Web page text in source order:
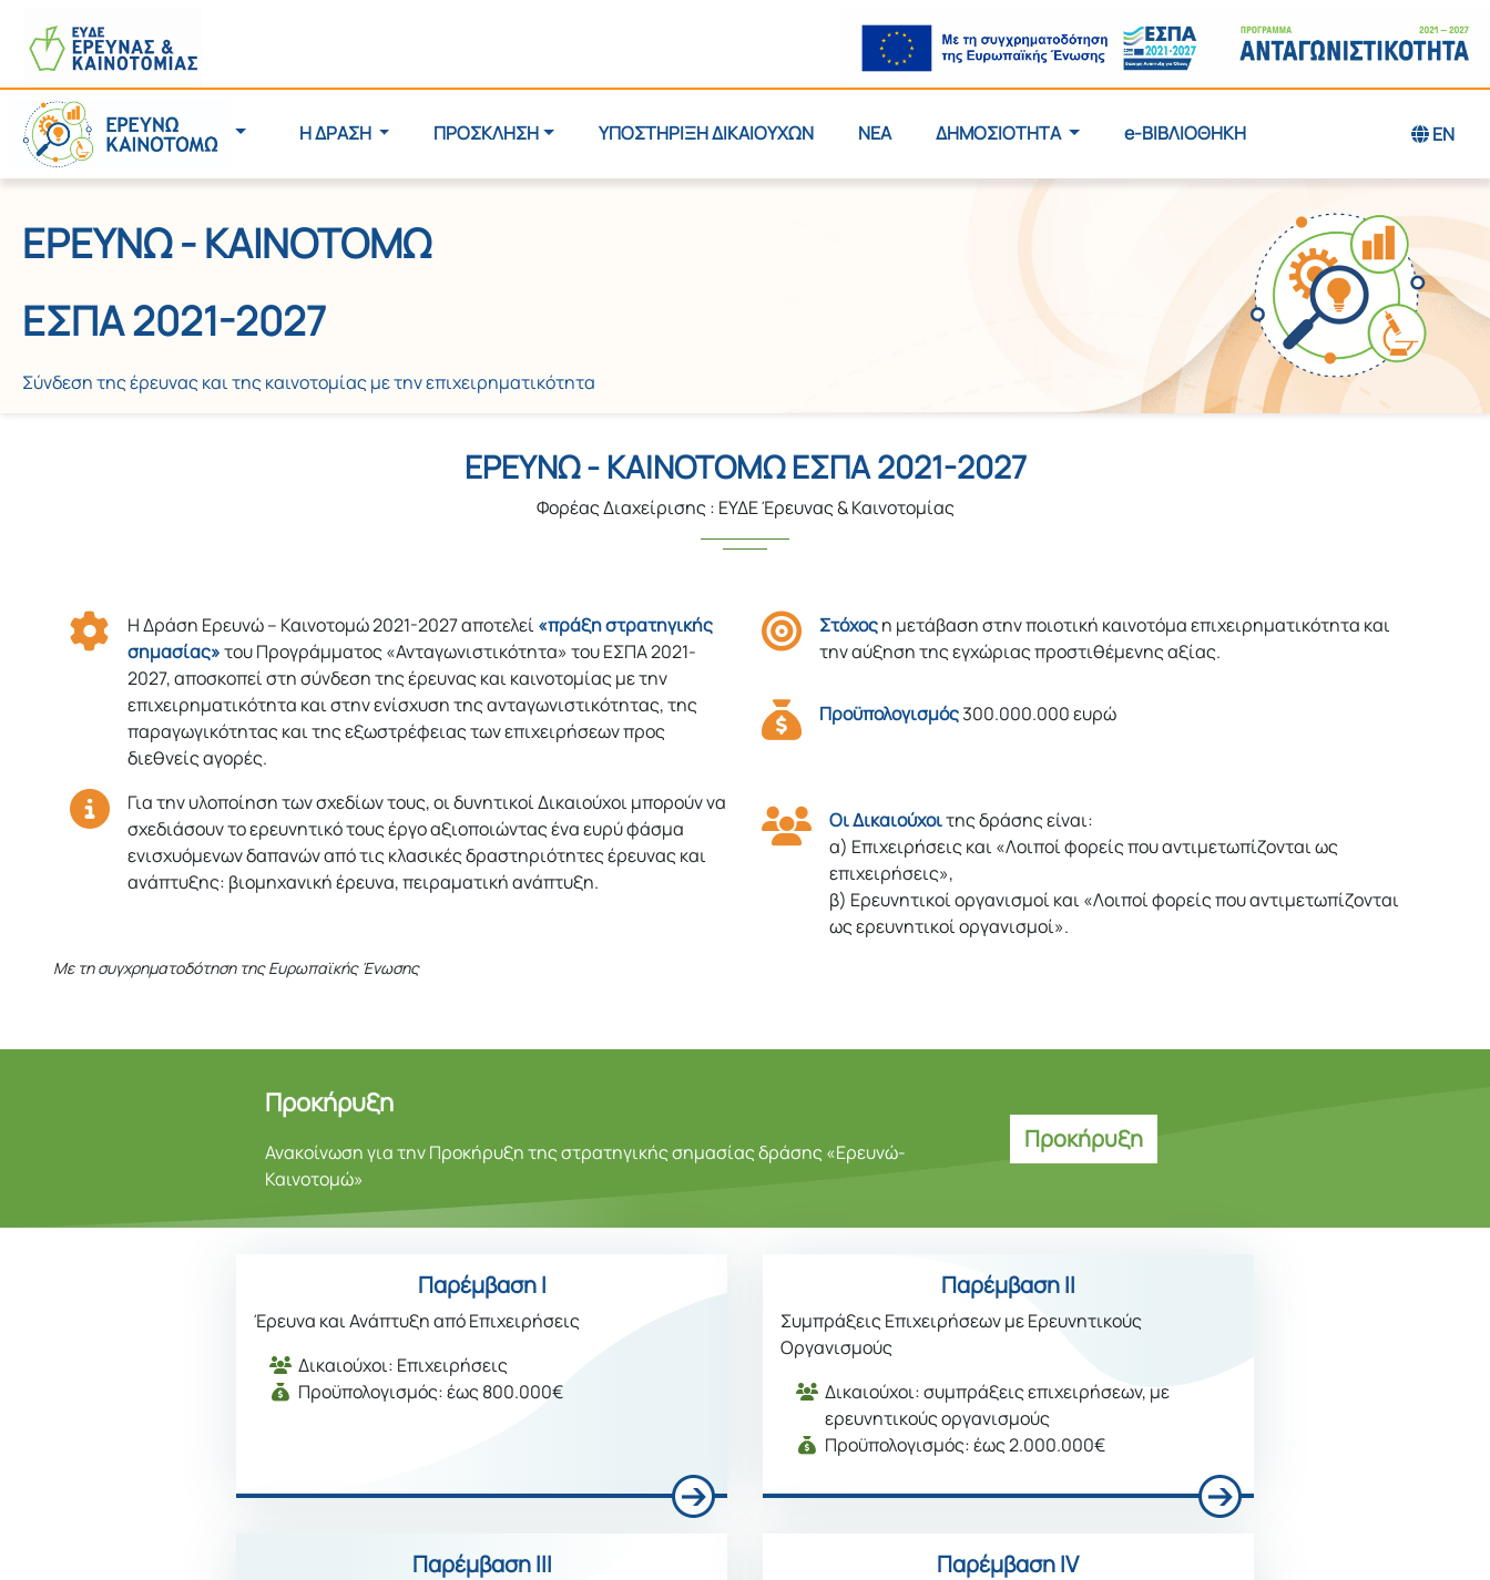
Η ΔΡΑΣΗ ΠΡΟΣΚΛΗΣΗ ΥΠΟΣΤΗΡΙΞΗ ΔΙΚΑΙΟΥΧΩΝ ΝΕΑ ΔΗΜΟΣΙΟΤΗΤΑ e-ΒΙΒΛΙΟΘΗΚΗ EN
ΕΡΕΥΝΩ - ΚΑΙΝΟΤΟΜΩ
ΕΣΠΑ 2021-2027
Σύνδεση της έρευνας και της καινοτομίας με την επιχειρηματικότητα
ΕΡΕΥΝΩ - ΚΑΙΝΟΤΟΜΩ ΕΣΠΑ 2021-2027
Φορέας Διαχείρισης : ΕΥΔΕ Έρευνας & Καινοτομίας
Η Δράση Ερευνώ – Καινοτομώ 2021-2027 αποτελεί «πράξη στρατηγικής
σημασίας»του Προγράμματος «Ανταγωνιστικότητα» του ΕΣΠΑ 2021-
2027, αποσκοπεί στη σύνδεση της έρευνας και καινοτομίας με την
επιχειρηματικότητα και στην ενίσχυση της ανταγωνιστικότητας, της
παραγωγικότητας και της εξωστρέφειας των επιχειρήσεων προς
διεθνείς αγορές.
Στόχοςη μετάβαση στην ποιοτική καινοτόμα επιχειρηματικότητα και
την αύξηση της εγχώριας προστιθέμενης αξίας.
Προϋπολογισμός300.000.000 ευρώ
Για την υλοποίηση των σχεδίων τους, οι δυνητικοί Δικαιούχοι μπορούν να
σχεδιάσουν το ερευνητικό τους έργο αξιοποιώντας ένα ευρύ φάσμα
ενισχυόμενων δαπανών από τις κλασικές δραστηριότητες έρευνας και
ανάπτυξης: βιομηχανική έρευνα, πειραματική ανάπτυξη.
Οι Δικαιούχοιτης δράσης είναι:
α) Επιχειρήσεις και «Λοιποί φορείς που αντιμετωπίζονται ως
επιχειρήσεις»,
β) Ερευνητικοί οργανισμοί και «Λοιποί φορείς που αντιμετωπίζονται
ως ερευνητικοί οργανισμοί».
Με τη συγχρηματοδότηση της Ευρωπαϊκής Ένωσης
Προκήρυξη
Ανακοίνωση για την Προκήρυξη της στρατηγικής σημασίας δράσης «Ερευνώ-
Καινοτομώ»
Προκήρυξη
Παρέμβαση Ι
Έρευνα και Ανάπτυξη από Επιχειρήσεις
Δικαιούχοι: Επιχειρήσεις
Προϋπολογισμός: έως 800.000€
Παρέμβαση ΙI
Συμπράξεις Επιχειρήσεων με Ερευνητικούς
Οργανισμούς
Δικαιούχοι: συμπράξεις επιχειρήσεων, με
ερευνητικούς οργανισμούς
Προϋπολογισμός: έως 2.000.000€
Παρέμβαση ΙII Παρέμβαση ΙV